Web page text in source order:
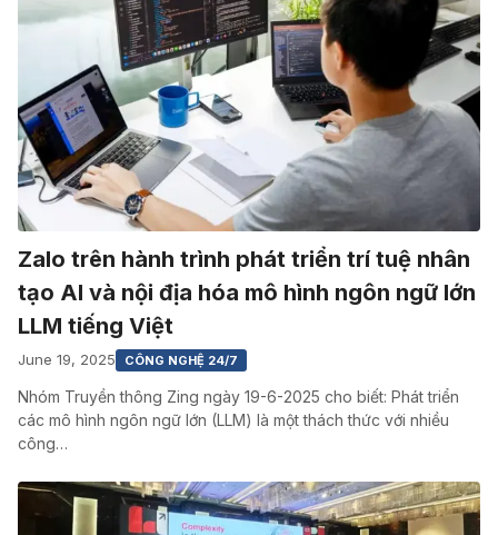
Zalo trên hành trình phát triển trí tuệ nhân
tạo AI và nội địa hóa mô hình ngôn ngữ lớn
LLM tiếng Việt
June 19, 2025 CÔNG NGHỆ 24/7
Nhóm Truyền thông Zing ngày 19-6-2025 cho biết: Phát triển
các mô hình ngôn ngữ lớn (LLM) là một thách thức với nhiều
công…